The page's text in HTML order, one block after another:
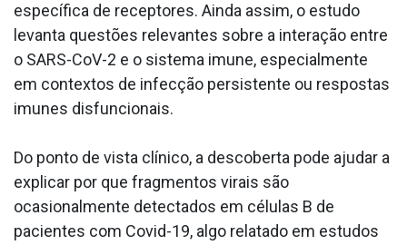
específica de receptores. Ainda assim, o estudo
levanta questões relevantes sobre a interação entre
o SARS-CoV-2 e o sistema imune, especialmente
em contextos de infecção persistente ou respostas
imunes disfuncionais.
Do ponto de vista clínico, a descoberta pode ajudar a
explicar por que fragmentos virais são
ocasionalmente detectados em células B de
pacientes com Covid-19, algo relatado em estudos